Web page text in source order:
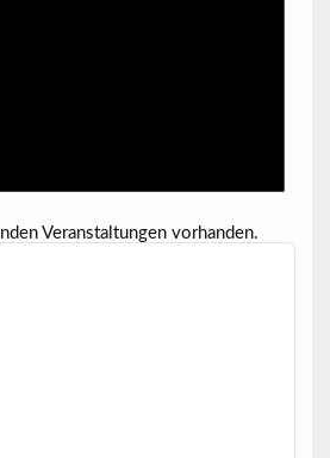
Veranstaltungen vorhanden.